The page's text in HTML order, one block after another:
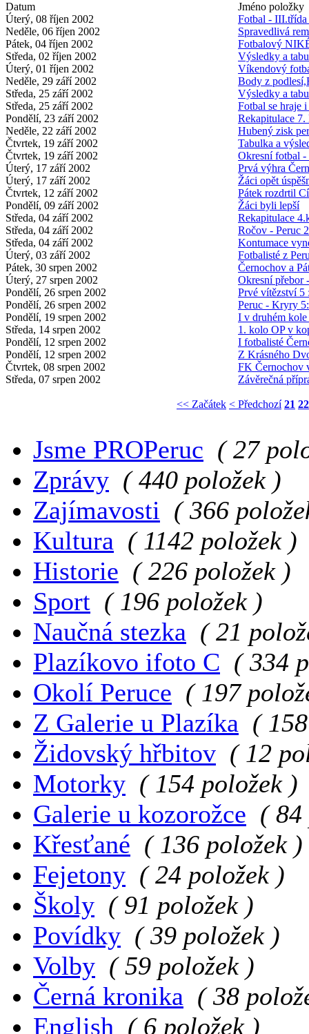
Datum
Jméno položky
Úterý, 08 říjen 2002
Fotbal -
Neděle, 06 říjen 2002
Spravedlivá
Pátek, 04 říjen 2002
Fotbalový
Středa, 02 říjen 2002
Výsledky a
Úterý, 01 říjen 2002
Víkendový
Neděle, 29 září 2002
Body z
Středa, 25 září 2002
Výsledky a
Středa, 25 září 2002
Fotbal se hraje
Pondělí, 23 září 2002
Rekapitulace
Neděle, 22 září 2002
Hubený zisk
Čtvrtek, 19 září 2002
Tabulka a
Čtvrtek, 19 září 2002
Okresní fotbal
Úterý, 17 září 2002
Prvá výhra
Úterý, 17 září 2002
Žáci opět
Čtvrtek, 12 září 2002
Pátek rozdrtil
Pondělí, 09 září 2002
Žáci byli lepší
Středa, 04 září 2002
Rekapitulace
Středa, 04 září 2002
Ročov - Peruc
Středa, 04 září 2002
Kontumace
Úterý, 03 září 2002
Fotbalisté z
Pátek, 30 srpen 2002
Černochov a
Úterý, 27 srpen 2002
Okresní přebor
Pondělí, 26 srpen 2002
Prvé vítězství 5
Pondělí, 26 srpen 2002
Peruc - Kryry
Pondělí, 19 srpen 2002
I v druhém kole
Středa, 14 srpen 2002
1. kolo OP v
Pondělí, 12 srpen 2002
I fotbalisté
Pondělí, 12 srpen 2002
Z Krásného
Čtvrtek, 08 srpen 2002
FK Černochov
Středa, 07 srpen 2002
Závěrečná
<< Začátek < Předchozí 21 22
Jsme PROPeruc ( 27
Zprávy ( 440 položek )
Zajímavosti ( 366
Kultura ( 1142 položek )
Historie ( 226 položek )
Sport ( 196 položek )
Naučná stezka ( 21
Plazíkovo ifoto C ( 334
Okolí Peruce ( 197
Z Galerie u Plazíka (
Židovský hřbitov ( 12
Motorky ( 154 položek )
Galerie u kozorožce ( 84
Křesťané ( 136 položek )
Fejetony ( 24 položek )
Školy ( 91 položek )
Povídky ( 39 položek )
Volby ( 59 položek )
Černá kronika ( 38
English ( 6 položek )